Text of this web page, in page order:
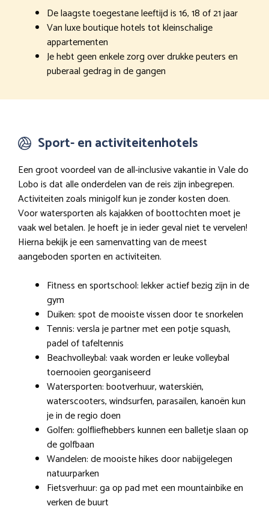
De laagste toegestane leeftijd is 16, 18 of 21 jaar
Van luxe boutique hotels tot kleinschalige
appartementen
Je hebt geen enkele zorg over drukke peuters en
puberaal gedrag in de gangen
Sport- en activiteitenhotels
Een groot voordeel van de all-inclusive vakantie in Vale do
Lobo is dat alle onderdelen van de reis zijn inbegrepen.
Activiteiten zoals minigolf kun je zonder kosten doen.
Voor watersporten als kajakken of boottochten moet je
vaak wel betalen. Je hoeft je in ieder geval niet te vervelen!
Hierna bekijk je een samenvatting van de meest
aangeboden sporten en activiteiten.
Fitness en sportschool: lekker actief bezig zijn in de
gym
Duiken: spot de mooiste vissen door te snorkelen
Tennis: versla je partner met een potje squash,
padel of tafeltennis
Beachvolleybal: vaak worden er leuke volleybal
toernooien georganiseerd
Watersporten: bootverhuur, waterskiën,
waterscooters, windsurfen, parasailen, kanoën kun
je in de regio doen
Golfen: golfliefhebbers kunnen een balletje slaan op
de golfbaan
Wandelen: de mooiste hikes door nabijgelegen
natuurparken
Fietsverhuur: ga op pad met een mountainbike en
verken de buurt